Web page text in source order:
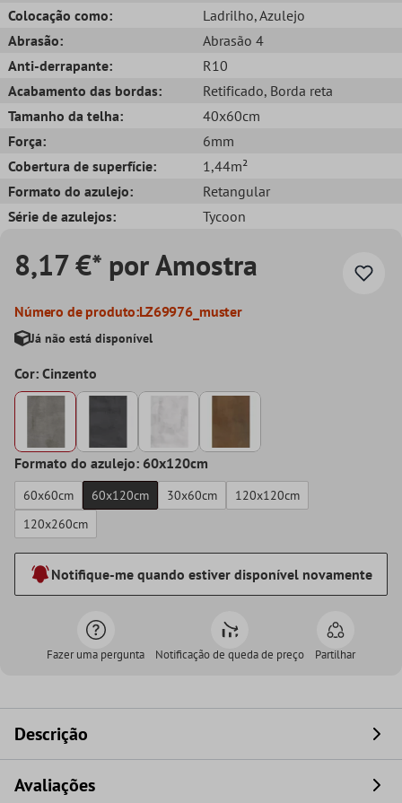
Colocação como:
Ladrilho, Azulejo
Abrasão:
Abrasão 4
Anti-derrapante:
R10
Acabamento das bordas:
Retificado, Borda reta
Tamanho da telha:
40x60cm
Força:
6mm
Cobertura de superfície:
1,44m²
Formato do azulejo:
Retangular
Série de azulejos:
Tycoon
8,17 €* por Amostra
Número de produto:LZ69976_muster
Já não está disponível
Cor: Cinzento
Formato do azulejo: 60x120cm
60x60cm 60x120cm 30x60cm
120x120cm
120x260cm
Notifique-me quando estiver disponível novamente
Fazer uma pergunta Notificação de queda de preço Partilhar
Descrição
Avaliações